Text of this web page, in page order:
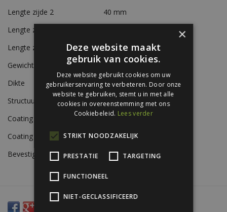
Lengte zijde 2
40 mm
Lengte zijde 3
Lengte zijde 4
15 mm
Gewicht
Ca. 0,7 kg/m
Dikte
0,56 mm
Structuur
Glad
Coating A-zijde
Siliconen polyestercoating
Coating B-zijde
Beschermlak RAL 9002
Bevestiging
Zelfborende schroeven
×
Deze website maakt
gebruik van cookies.
Deze website gebruikt cookies om uw
gebruikerservaring te verbeteren. Door onze
website te gebruiken, stemt u in met alle
cookies in overeenstemming met ons
Cookiebeleid. Lees verder
STRIKT NOODZAKELIJK
PRESTATIE TARGETING
FUNCTIONEEL
NIET-GECLASSIFICEERD